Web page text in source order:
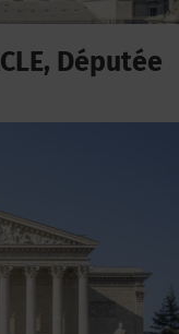
Députée